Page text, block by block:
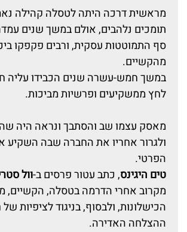
מראשית דרכה היתה לטסלה קהילה
תומכים נלהבים, אולם במשך שנים
סף התמוטטות עסקית, ורבים פקפקו
מהקשיים.
במשך חמש-עשרה שנים הכבידו עליה
לחץ ממשקיעים ופרשיות מביכות.
מאסק עצמו שב והסתבך ונראה היה
ולגרור אחריו את החברה שבה השקיע
הפרטי.
טים היגינס, כתב עטור פרסים ב-וול
מקרוב אחרי הדרמה בטסלה, הקשיים,
הכישלונות, ולבסוף, בניגוד לציפיות
ההצלחה האדירה.